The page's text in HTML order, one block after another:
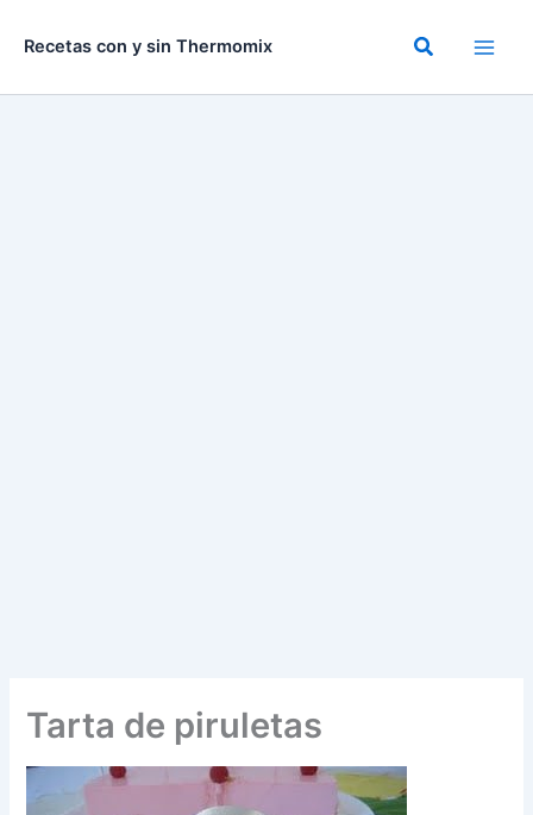
Recetas con y sin Thermomix Buscar
Tarta de piruletas